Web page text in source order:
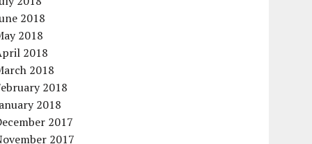
2018
2018
2018
2018
2018
2018
2017
2017